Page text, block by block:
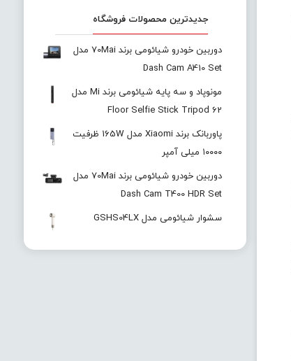
جدیدترین محصولات فروشگاه
دوربین خودرو شیائومی برند 70Mai مدل
Dash Cam A410 Set
مونوپاد و سه پایه شیائومی برند Mi مدل
Floor Selfie Stick Tripod 62
پاوربانک برند Xiaomi مدل 165W ظرفیت
۱۰۰۰۰ میلی آمپر
دوربین خودرو شیائومی برند 70Mai مدل
Dash Cam T400 HDR Set
سشوار شیائومی مدل GSHS04LX